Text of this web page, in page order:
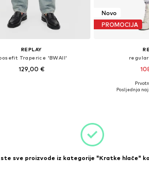
REPLAY
Traperice 'BWAII'
129,00 €
Novo
PROMOCIJA
Posljednja
ste sve proizvode iz kategorije "Kratke hlače"